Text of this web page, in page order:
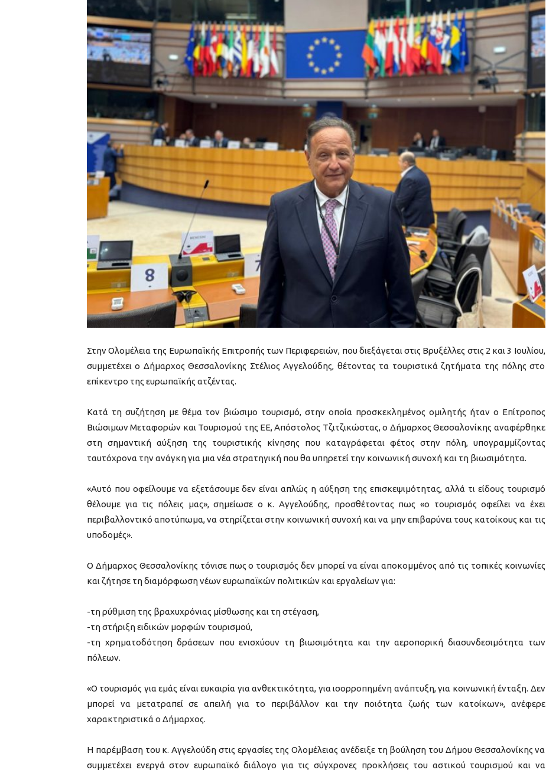
Στην Ολομέλεια της Ευρωπαϊκής Επιτροπής των Περιφερειών, που διεξάγεται στις Βρυξέλλες στις 2 και 3 Ιουλίου,
συμμετέχει ο Δήμαρχος Θεσσαλονίκης Στέλιος Αγγελούδης, θέτοντας τα τουριστικά ζητήματα της πόλης στο
επίκεντρο της ευρωπαϊκής ατζέντας.
Κατά τη συζήτηση με θέμα τον βιώσιμο τουρισμό, στην οποία προσκεκλημένος ομιλητής ήταν ο Επίτροπος
Βιώσιμων Μεταφορών και Τουρισμού της ΕΕ, Απόστολος Τζιτζικώστας, ο Δήμαρχος Θεσσαλονίκης αναφέρθηκε
στη σημαντική αύξηση της τουριστικής κίνησης που καταγράφεται φέτος στην πόλη, υπογραμμίζοντας
ταυτόχρονα την ανάγκη για μια νέα στρατηγική που θα υπηρετεί την κοινωνική συνοχή και τη βιωσιμότητα.
«Αυτό που οφείλουμε να εξετάσουμε δεν είναι απλώς η αύξηση της επισκεψιμότητας, αλλά τι είδους τουρισμό
θέλουμε για τις πόλεις μας», σημείωσε ο κ. Αγγελούδης, προσθέτοντας πως «ο τουρισμός οφείλει να έχει
περιβαλλοντικό αποτύπωμα, να στηρίζεται στην κοινωνική συνοχή και να μην επιβαρύνει τους κατοίκους και τις
υποδομές».
Ο Δήμαρχος Θεσσαλονίκης τόνισε πως ο τουρισμός δεν μπορεί να είναι αποκομμένος από τις τοπικές κοινωνίες
και ζήτησε τη διαμόρφωση νέων ευρωπαϊκών πολιτικών και εργαλείων για:
-τη ρύθμιση της βραχυχρόνιας μίσθωσης και τη στέγαση,
-τη στήριξη ειδικών μορφών τουρισμού,
-τη χρηματοδότηση δράσεων που ενισχύουν τη βιωσιμότητα και την αεροπορική διασυνδεσιμότητα των
πόλεων.
«Ο τουρισμός για εμάς είναι ευκαιρία για ανθεκτικότητα, για ισορροπημένη ανάπτυξη, για κοινωνική ένταξη. Δεν
μπορεί να μετατραπεί σε απειλή για το περιβάλλον και την ποιότητα ζωής των κατοίκων», ανέφερε
χαρακτηριστικά ο Δήμαρχος.
Η παρέμβαση του κ. Αγγελούδη στις εργασίες της Ολομέλειας ανέδειξε τη βούληση του Δήμου Θεσσαλονίκης να
συμμετέχει ενεργά στον ευρωπαϊκό διάλογο για τις σύγχρονες προκλήσεις του αστικού τουρισμού και να